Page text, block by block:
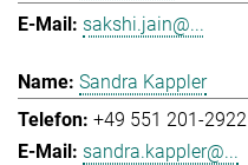
sakshi.jain@...
Sandra Kappler
+49 551 201-2922
sandra.kappler@...